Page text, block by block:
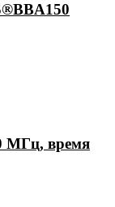
МГц, время